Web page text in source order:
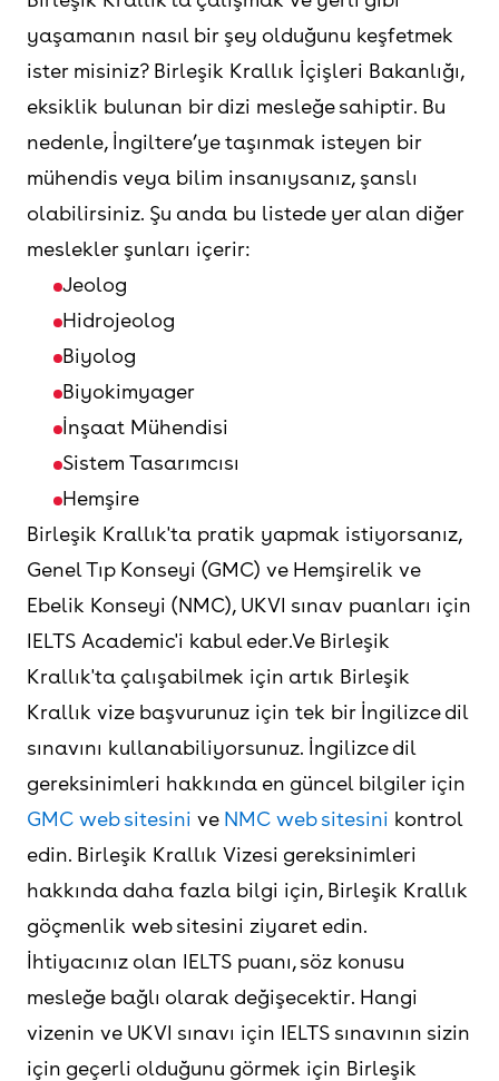
yaşamanın nasıl bir şey olduğunu keşfetmek
ister misiniz? Birleşik Krallık İçişleri Bakanlığı,
eksiklik bulunan bir dizi mesleğe sahiptir. Bu
nedenle, İngiltere’ye taşınmak isteyen bir
mühendis veya bilim insanıysanız, şanslı
olabilirsiniz. Şu anda bu listede yer alan diğer
meslekler şunları içerir:
Jeolog
Hidrojeolog
Biyolog
Biyokimyager
İnşaat Mühendisi
Sistem Tasarımcısı
Hemşire
Birleşik Krallık'ta pratik yapmak istiyorsanız,
Genel Tıp Konseyi (GMC) ve Hemşirelik ve
Ebelik Konseyi (NMC), UKVI sınav puanları için
IELTS Academic'i kabul eder.Ve Birleşik
Krallık'ta çalışabilmek için artık Birleşik
Krallık vize başvurunuz için tek bir İngilizce dil
sınavını kullanabiliyorsunuz. İngilizce dil
gereksinimleri hakkında en güncel bilgiler için
GMC web sitesini ve NMC web sitesini kontrol
edin. Birleşik Krallık Vizesi gereksinimleri
hakkında daha fazla bilgi için, Birleşik Krallık
göçmenlik web sitesini ziyaret edin.
İhtiyacınız olan IELTS puanı, söz konusu
mesleğe bağlı olarak değişecektir. Hangi
vizenin ve UKVI sınavı için IELTS sınavının sizin
için geçerli olduğunu görmek için Birleşik